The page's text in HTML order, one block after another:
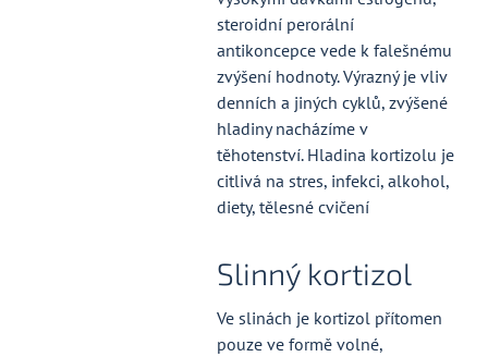
steroidní perorální
antikoncepce vede k falešnému
zvýšení hodnoty. Výrazný je vliv
denních a jiných cyklů, zvýšené
hladiny nacházíme v
těhotenství. Hladina kortizolu je
citlivá na stres, infekci, alkohol,
diety, tělesné cvičení
Slinný kortizol
Ve slinách je kortizol přítomen
pouze ve formě volné,